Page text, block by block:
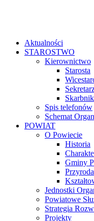
Aktualności
STAROSTWO
Kierownictwo
Starosta
Spis telefonów
Schemat
POWIAT
O Powiecie
Historia
Gminy
Przyroda
Jednostki
Powiatowe
Strategia
Projekty